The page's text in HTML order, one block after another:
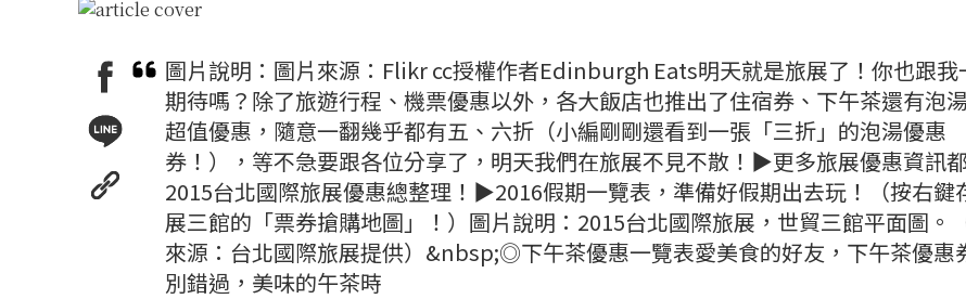
圖片說明：圖片來源：Flikr cc授權作者Edinburgh Eats明天就是旅展了！你也跟我
期待嗎？除了旅遊行程、機票優惠以外，各大飯店也推出了住宿券、下午茶還有泡
超值優惠，隨意一翻幾乎都有五、六折（小編剛剛還看到一張「三折」的泡湯優惠
券！），等不急要跟各位分享了，明天我們在旅展不見不散！▶更多旅展優惠資訊都
2015台北國際旅展優惠總整理！▶2016假期一覽表，準備好假期出去玩！（按右鍵
展三館的「票券搶購地圖」！）圖片說明：2015台北國際旅展，世貿三館平面圖。
來源：台北國際旅展提供）&nbsp;◎下午茶優惠一覽表愛美食的好友，下午茶優惠
別錯過，美味的午茶時